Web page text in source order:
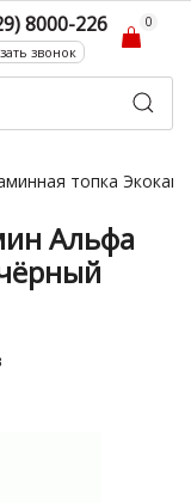
8000-226
звонок
0
топка
Альфа